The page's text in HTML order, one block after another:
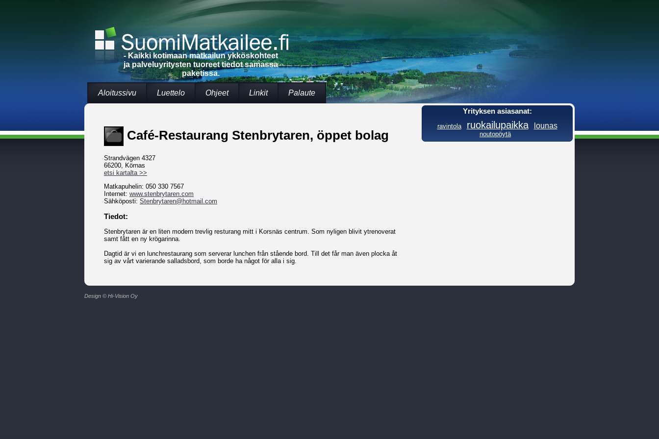
- Kaikki kotimaan matkailun ykköskohteet
ja palveluyritysten tuoreet tiedot samassa
paketissa.
Aloitussivu Luettelo Ohjeet Linkit Palaute
Café-Restaurang Stenbrytaren, öppet bolag
Strandvägen 4327
66200, Körnas
etsi kartalta >>
Matkapuhelin: 050 330 7567
Internet: www.stenbrytaren.com
Sähköposti: Stenbrytaren@hotmail.com
Tiedot:
Stenbrytaren är en liten modern trevlig resturang mitt i Korsnäs centrum. Som nyligen blivit ytrenoverat
samt fått en ny krögarinna.
Dagtid är vi en lunchrestaurang som serverar lunchen från stående bord. Till det får man även plocka åt
sig av vårt varierande salladsbord, som borde ha något för alla i sig.
Yrityksen asiasanat:
ravintola ruokailupaikka lounas
noutopöytä
Design © Hi-Vision Oy